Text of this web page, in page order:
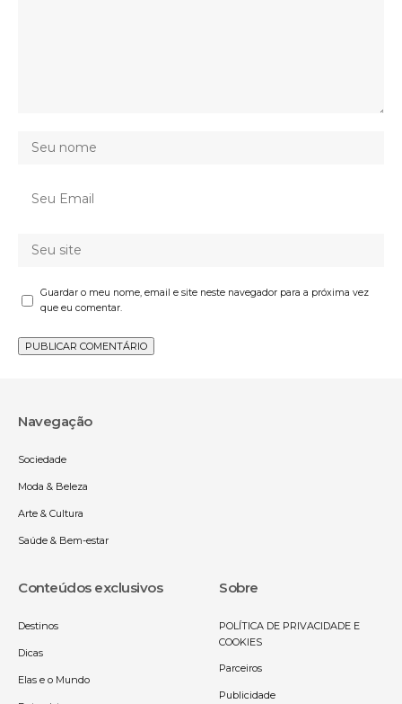
Guardar o meu nome, email e site neste navegador para a próxima vez
que eu comentar.
Navegação
Sociedade
Moda & Beleza
Arte & Cultura
Saúde & Bem-estar
Conteúdos exclusivos
Destinos
Dicas
Elas e o Mundo
Sobre
POLÍTICA DE PRIVACIDADE E
COOKIES
Parceiros
Publicidade